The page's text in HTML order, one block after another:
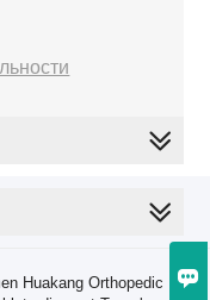

Huakang Orthopedic